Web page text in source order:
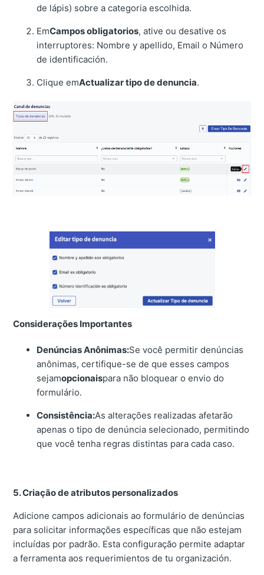
de lápis) sobre a categoria escolhida.
EmCampos obligatorios, ative ou desative os
interruptores: Nombre y apellido, Email o Número
de identificación.
Clique emActualizar tipo de denuncia.
Considerações Importantes
Denúncias Anônimas:Se você permitir denúncias
anônimas, certifique-se de que esses campos
sejamopcionaispara não bloquear o envio do
formulário.
Consistência:As alterações realizadas afetarão
apenas o tipo de denúncia selecionado, permitindo
que você tenha regras distintas para cada caso.
5. Criação de atributos personalizados
Adicione campos adicionais ao formulário de denúncias
para solicitar informações específicas que não estejam
incluídas por padrão. Esta configuração permite adaptar
a ferramenta aos requerimientos de tu organización.